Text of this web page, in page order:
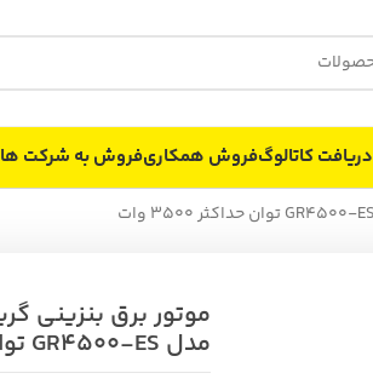
دریافت کاتالوگفروش همکاریفروش به شركت ها
مدل GR4500-ES توان حداکثر 3500 وات